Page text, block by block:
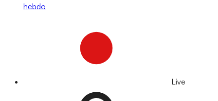
hebdo
Live